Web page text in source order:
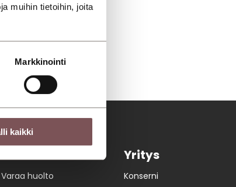
muihin tietoihin, joita
Markkinointi
kaikki
Varaa huolto
Yritys
Konserni